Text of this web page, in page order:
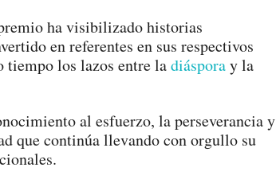
ha visibilizado historias
en referentes en sus respectivos
tiempo los lazos entre ladiásporay la
al esfuerzo, la perseverancia y
que continúa llevando con orgullo su